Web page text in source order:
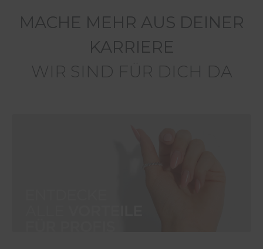
MACHE MEHR AUS DEINER
KARRIERE
WIR SIND FÜR DICH DA